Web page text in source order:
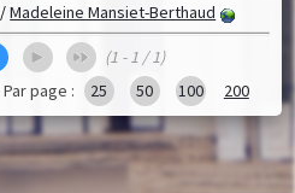
/Madeleine Mansiet-Berthaud
(1 - 1 / 1)
Par page :
25 50 100 200